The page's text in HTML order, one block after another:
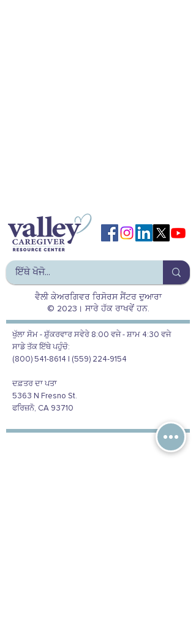
ਵੈਲੀ ਕੇਅਰਗਿਵਰ ਰਿਸੋਰਸ ਸੈਂਟਰ ਦੁਆਰਾ
© 2023। ਸਾਰੇ ਹੱਕ ਰਾਖਵੇਂ ਹਨ.
ਖੁੱਲਾ ਸੋਮ - ਸ਼ੁੱਕਰਵਾਰ ਸਵੇਰੇ 8:00 ਵਜੇ - ਸ਼ਾਮ 4:30 ਵਜੇ
ਸਾਡੇ ਤੱਕ ਇੱਥੇ ਪਹੁੰਚੋ:
(800) 541-8614 | (559) 224-9154
ਦਫ਼ਤਰ ਦਾ ਪਤਾ
5363 N Fresno St.
ਫਰਿਜ਼ਨੋ, CA 93710